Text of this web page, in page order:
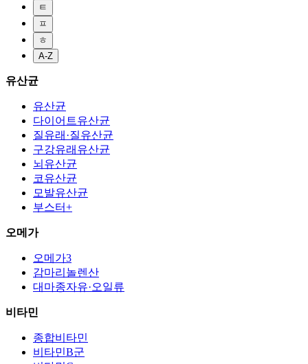
ㅌ
ㅍ
ㅎ
A-Z
유산균
유산균
다이어트유산균
질유래·질유산균
구강유래유산균
뇌유산균
코유산균
모발유산균
부스터+
오메가
오메가3
감마리놀렌산
대마종자유·오일류
비타민
종합비타민
비타민B군